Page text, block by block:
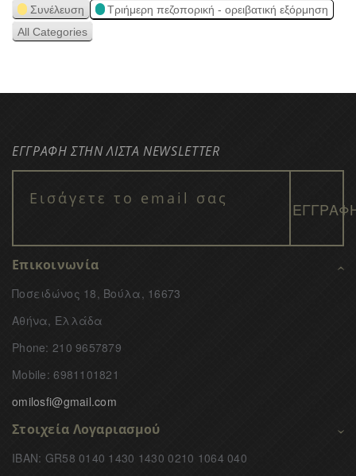
Συνέλευση
Τριήμερη πεζοπορική - ορειβατική εξόρμηση
All Categories
ΕΓΓΡΑΦΗ ΣΤΗΝ ΛΙΣΤΑ NEWSLETTER
Επικοινωνία
Ποσειδώνος 18, Βούλα, 16673
Αθήνα, Ελλάδα
Phone: 210 9657879
Mobile: 6981101821
omilosfi@gmail.com
Στοιχεία Λογαριασμού
IBAN: GR58 0140 1430 1430 0210 1064 040